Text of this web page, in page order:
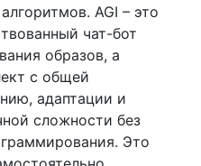
AGI – это
чат-бот
образов, а
с общей
адаптации и
сложности без
Это